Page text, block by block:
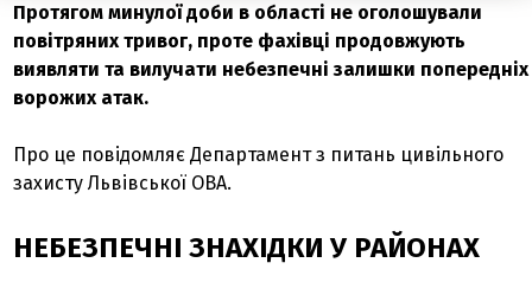
Протягом минулої доби в області не оголошували
повітряних тривог, проте фахівці продовжують
виявляти та вилучати небезпечні залишки попередніх
ворожих атак.
Про це повідомляє Департамент з питань цивільного
захисту Львівської ОВА.
НЕБЕЗПЕЧНІ ЗНАХІДКИ У РАЙОНАХ